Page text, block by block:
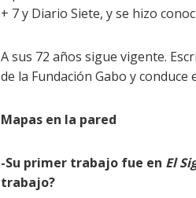
+ 7 y Diario Siete, y se hizo
A sus 72 años sigue vigente.
de la Fundación Gabo y
Mapas en la pared
-Su primer trabajo fue en El
trabajo?